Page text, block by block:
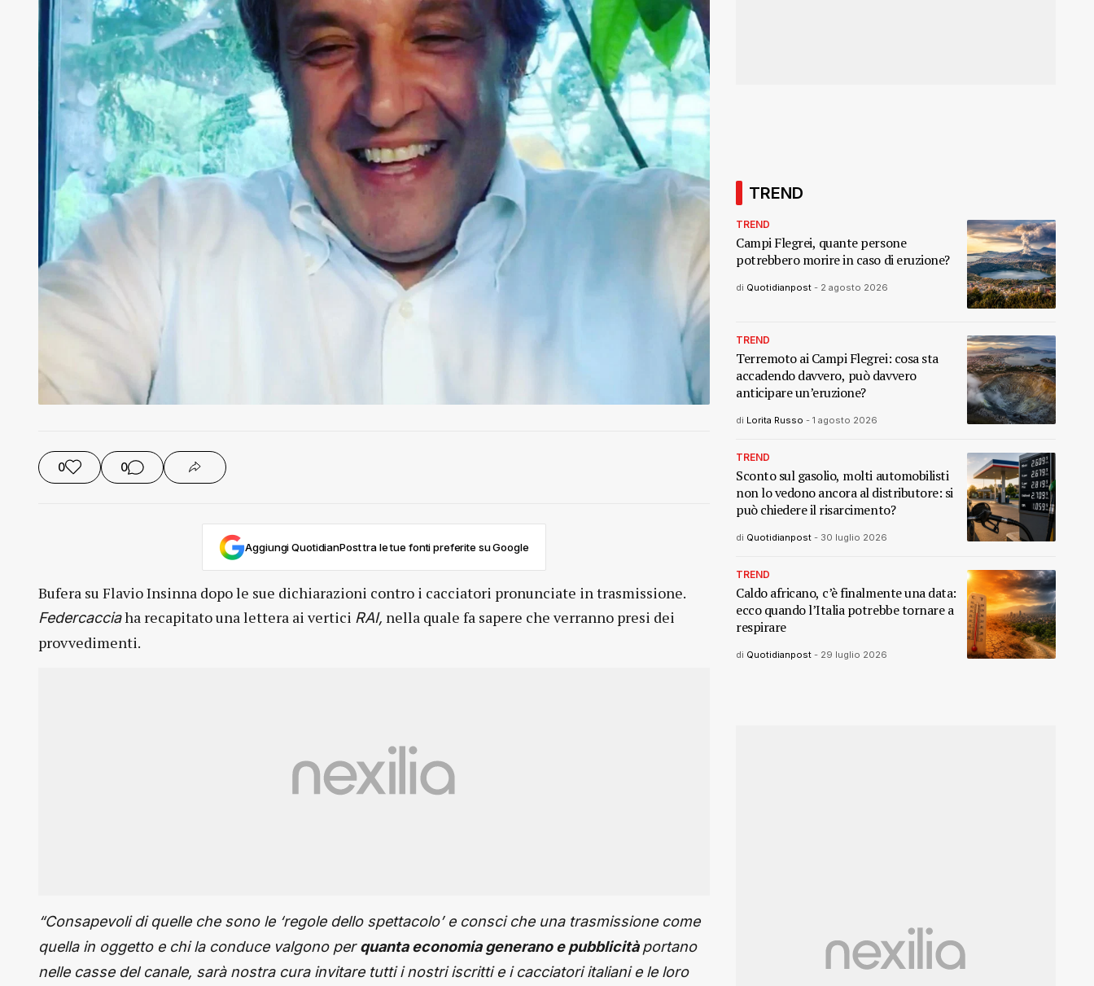
0 0
Aggiungi QuotidianPost tra le tue fonti preferite su Google
Bufera su Flavio Insinna dopo le sue dichiarazioni contro i cacciatori pronunciate in trasmissione.
Federcacciaha recapitato una lettera ai vertici RAI, nella quale fa sapere che verranno presi dei
provvedimenti.
“Consapevoli di quelle che sono le ‘regole dello spettacolo’ e consci che una trasmissione come
quella in oggetto e chi la conduce valgono perquanta economia generano e pubblicitàportano
nelle casse del canale, sarà nostra cura invitare tutti i nostri iscritti e i cacciatori italiani e le loro
TREND
TREND
Campi Flegrei, quante persone
potrebbero morire in caso di eruzione?
di Quotidianpost - 2 agosto 2026
TREND
Terremoto ai Campi Flegrei: cosa sta
accadendo davvero, può davvero
anticipare un’eruzione?
di Lorita Russo - 1 agosto 2026
TREND
Sconto sul gasolio, molti automobilisti
non lo vedono ancora al distributore: si
può chiedere il risarcimento?
di Quotidianpost - 30 luglio 2026
TREND
Caldo africano, c’è finalmente una data:
ecco quando l’Italia potrebbe tornare a
respirare
di Quotidianpost - 29 luglio 2026